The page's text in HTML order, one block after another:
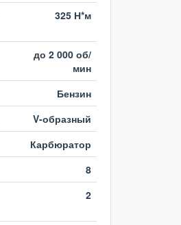
325 Н*м
до 2 000 об/
мин
Бензин
V-образный
Карбюратор
8
2